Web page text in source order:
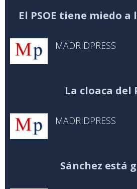
El PSOE tiene miedo
MADRIDPRESS
La cloaca del
MADRIDPRESS
Sánchez está